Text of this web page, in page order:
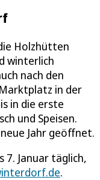
Holzhütten
winterlich
nach den
in der
in die erste
und Speisen.
Jahr geöffnet.
7. Januar täglich,
.